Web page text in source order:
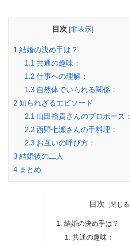
目次 [非表示]
1 結婚の決め手は？
1.1 共通の趣味：
1.2仕事への理解：
1.3自然体でいられる関係：
2 知られざるエピソード
2.1 山田裕貴さんのプロポーズ：
2.2西野七瀬さんの手料理：
2.3お互いの呼び方：
3 結婚後の二人
4 まとめ
目次
結婚の決め手は？
共通の趣味：